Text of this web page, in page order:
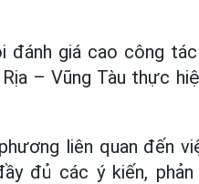
giá cao công
– Vũng Tàu thực
liên quan đến
đủ các ý kiến, phản